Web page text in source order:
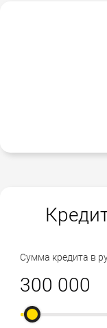
Сумма кредита в